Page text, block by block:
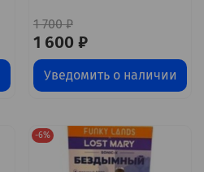
1 700 ₽
1 600 ₽
Уведомить о наличии
-6%